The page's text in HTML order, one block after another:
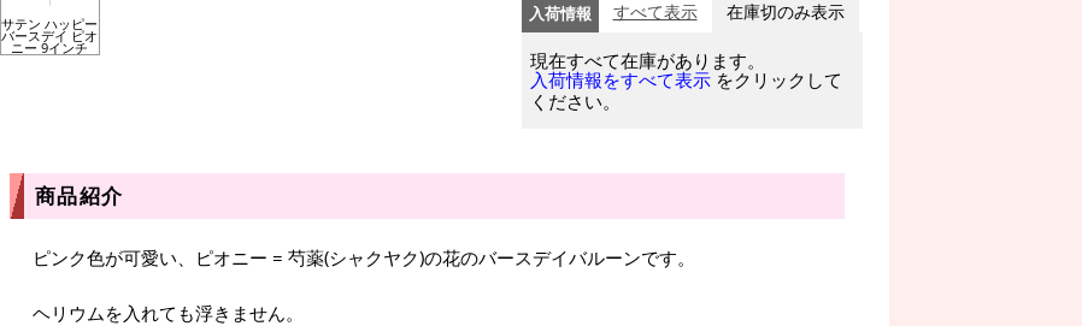
サテン ハッピー
バースデイ ピオ
ニー 9インチ
入荷情報 すべて表示 在庫切のみ表示
現在すべて在庫があります。
入荷情報をすべて表示 をクリックして
ください。
商品紹介
ピンク色が可愛い、ピオニー = 芍薬(シャクヤク)の花のバースデイバルーンです。
ヘリウムを入れても浮きません。